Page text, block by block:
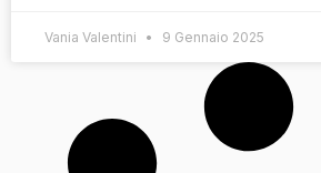
Vania Valentini 9 Gennaio 2025